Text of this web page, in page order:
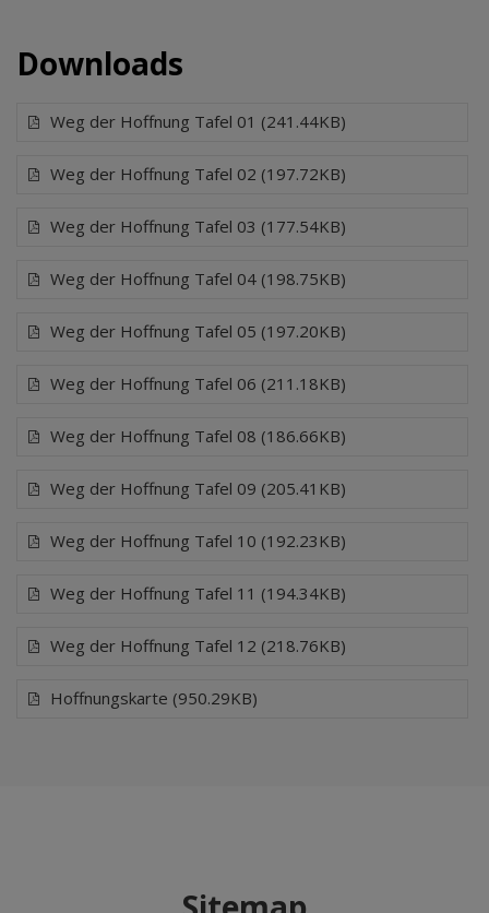
Downloads
Weg der Hoffnung Tafel 01 (241.44KB)
Weg der Hoffnung Tafel 02 (197.72KB)
Weg der Hoffnung Tafel 03 (177.54KB)
Weg der Hoffnung Tafel 04 (198.75KB)
Weg der Hoffnung Tafel 05 (197.20KB)
Weg der Hoffnung Tafel 06 (211.18KB)
Weg der Hoffnung Tafel 08 (186.66KB)
Weg der Hoffnung Tafel 09 (205.41KB)
Weg der Hoffnung Tafel 10 (192.23KB)
Weg der Hoffnung Tafel 11 (194.34KB)
Weg der Hoffnung Tafel 12 (218.76KB)
Hoffnungskarte (950.29KB)